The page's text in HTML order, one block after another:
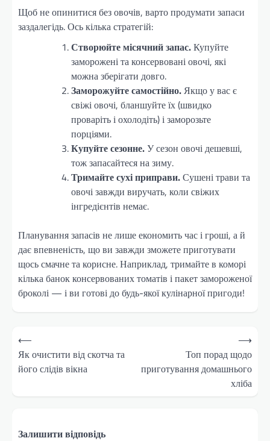
Щоб не опинитися без овочів, варто продумати запаси
заздалегідь. Ось кілька стратегій:
Створюйте місячний запас.Купуйте
заморожені та консервовані овочі, які
можна зберігати довго.
Заморожуйте самостійно.Якщо у вас є
свіжі овочі, бланшуйте їх (швидко
проваріть і охолодіть) і заморозьте
порціями.
Купуйте сезонне.У сезон овочі дешевші,
тож запасайтеся на зиму.
Тримайте сухі приправи.Сушені трави та
овочі завжди виручать, коли свіжих
інгредієнтів немає.
Планування запасів не лише економить час і гроші, а й
дає впевненість, що ви завжди зможете приготувати
щось смачне та корисне. Наприклад, тримайте в коморі
кілька банок консервованих томатів і пакет замороженої
броколі — і ви готові до будь-якої кулінарної пригоди!
Навігація
записів
⟵
Як очистити від скотча та
його слідів вікна
Топ порад щодо
приготування домашнього
хліба
⟶
Залишити відповідь